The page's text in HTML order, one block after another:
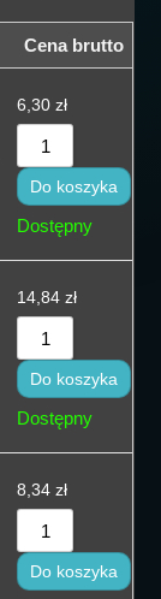
Sortuj
Sortuj
Sortuj od
Sortuj od
Sortuj od
Sortuj po
Sortuj po
Cena brutto
6,30 zł
Do koszyka
Dostępny
14,84 zł
Do koszyka
Dostępny
8,34 zł
Do koszyka